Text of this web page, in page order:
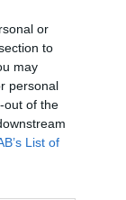
or
to
may
personal
out of the
List of